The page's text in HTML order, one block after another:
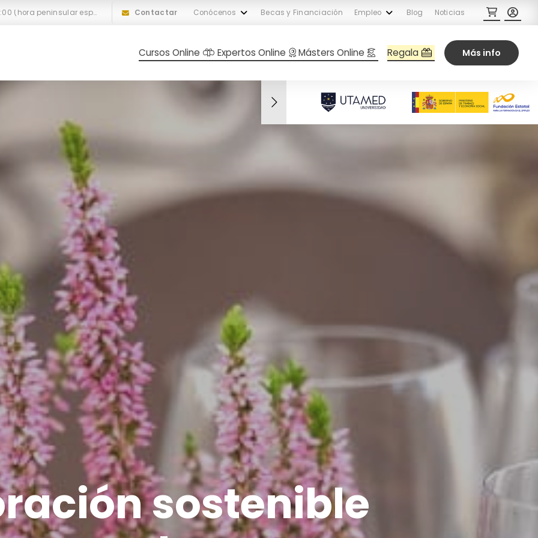
L-V: 10:00 a 18:00 (hora peninsular española) Contactar Conócenos Becas y Financiación Empleo Blog Noticias
Cursos Online Expertos Online Másters Online Regala Más info
sostenible